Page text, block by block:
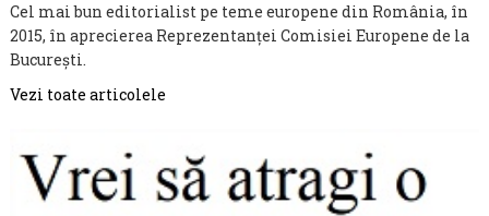
Cel mai bun editorialist pe teme europene din România, în
2015, în aprecierea Reprezentanței Comisiei Europene de la
București.
Vezi toate articolele